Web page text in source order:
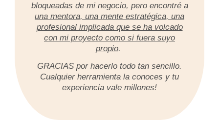
bloqueadas de mi negocio, pero encontré a
una mentora, una mente estratégica, una
profesional implicada que se ha volcado
con mi proyecto como si fuera suyo
propio.
GRACIAS por hacerlo todo tan sencillo.
Cualquier herramienta la conoces y tu
experiencia vale millones!